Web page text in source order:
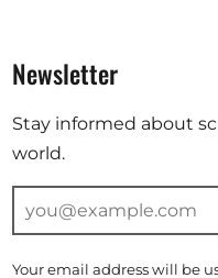
Newsletter
Stay informed about
world.
Your email address will be